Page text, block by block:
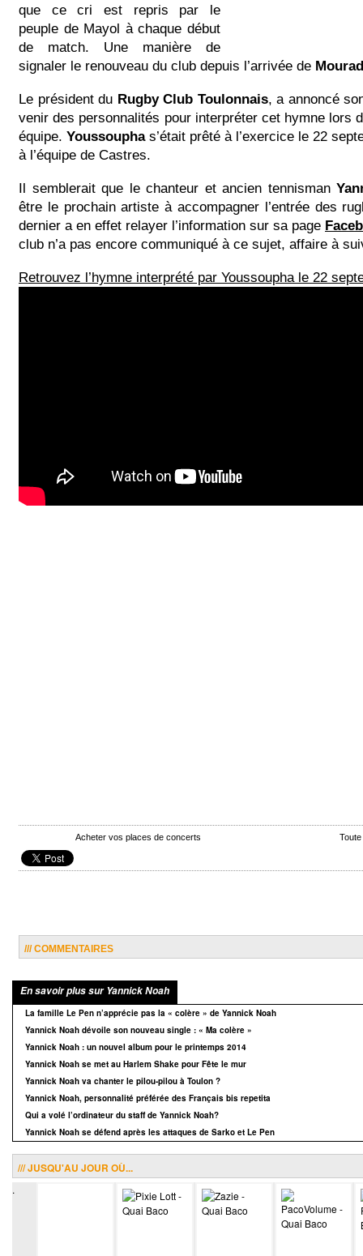
que ce cri est repris par le
peuple de Mayol à chaque début
de match. Une manière de
signaler le renouveau du club depuis l’arrivée de
Le président du Rugby Club Toulonnais, a annoncé
venir des personnalités pour interpréter cet hymne lors
équipe. Youssouphas’était prêté à l’exercice le 22
à l’équipe de Castres.
Il semblerait que le chanteur et ancien tennisman
être le prochain artiste à accompagner l’entrée des
dernier a en effet relayer l’information sur sa page
club n’a pas encore communiqué à ce sujet, affaire à
Retrouvez l’hymne interprété par Youssoupha le 22
Acheter vos places de concerts
/// COMMENTAIRES
En savoir plus sur Yannick Noah
La famille Le Pen n’apprécie pas la « colère » de Yannick Noah
Yannick Noah dévoile son nouveau single : « Ma colère »
Yannick Noah : un nouvel album pour le printemps 2014
Yannick Noah se met au Harlem Shake pour Fête le mur
Yannick Noah va chanter le pilou-pilou à Toulon ?
Yannick Noah, personnalité préférée des Français bis repetita
Qui a volé l’ordinateur du staff de Yannick Noah?
Yannick Noah se défend après les attaques de Sarko et Le Pen
/// JUSQU'AU JOUR OÙ...
.